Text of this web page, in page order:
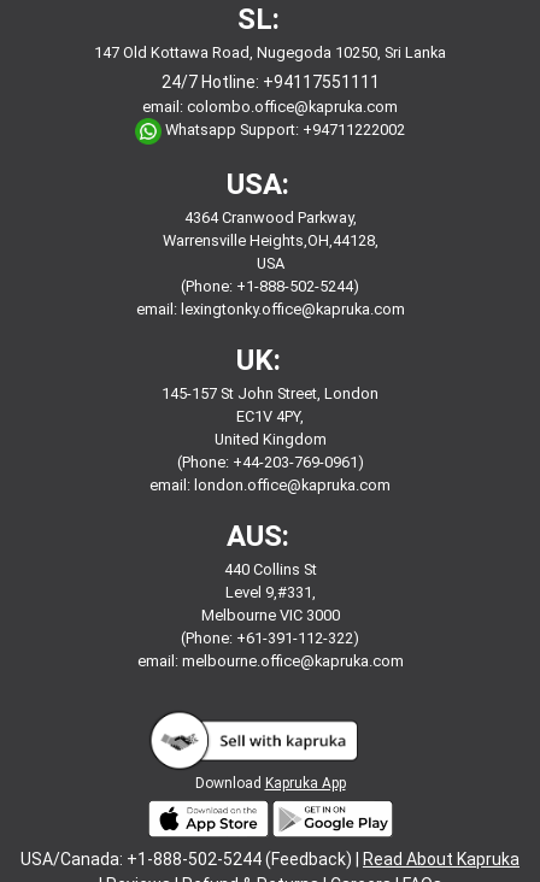
SL:
147 Old Kottawa Road, Nugegoda 10250, Sri Lanka
24/7 Hotline: +94117551111
email: colombo.office@kapruka.com
Whatsapp Support: +94711222002
USA:
4364 Cranwood Parkway,
Warrensville Heights,OH,44128,
USA
(Phone: +1-888-502-5244)
email: lexingtonky.office@kapruka.com
UK:
145-157 St John Street, London
EC1V 4PY,
United Kingdom
(Phone: +44-203-769-0961)
email: london.office@kapruka.com
AUS:
440 Collins St
Level 9,#331,
Melbourne VIC 3000
(Phone: +61-391-112-322)
email: melbourne.office@kapruka.com
Download Kapruka App
USA/Canada: +1-888-502-5244 (Feedback) |
Read About Kapruka